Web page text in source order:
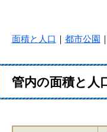
面積と人口 ｜ 都市公園 ｜
管内の面積と人